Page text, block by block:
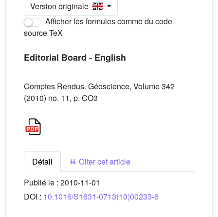
Version originale
Afficher les formules comme du code
source TeX
Editorial Board - English
Comptes Rendus. Géoscience, Volume 342
(2010) no. 11, p. CO3
Détail
Citer cet article
Publié le : 2010-11-01
DOI : 10.1016/S1631-0713(10)00233-6